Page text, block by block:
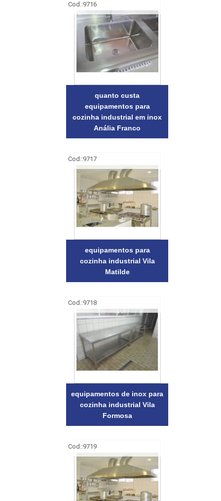
Cod.:9716
quanto custa
equipamentos para
cozinha industrial em inox
Anália Franco
Cod.:9717
equipamentos para
cozinha industrial Vila
Matilde
Cod.:9718
equipamentos de inox para
cozinha industrial Vila
Formosa
Cod.:9719